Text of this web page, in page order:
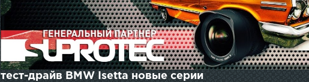
тест-драйв BMW Isetta новые серии